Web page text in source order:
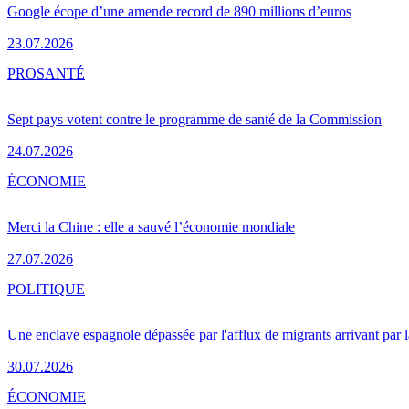
Google écope d’une amende record de 890 millions d’euros
23.07.2026
Sept pays votent contre le programme de santé de la Commission
24.07.2026
PROSANTÉ
Merci la Chine : elle a sauvé l’économie mondiale
27.07.2026
ÉCONOMIE
Une enclave espagnole dépassée par l'afflux de migrants arrivant par
30.07.2026
POLITIQUE
ÉCONOMIE